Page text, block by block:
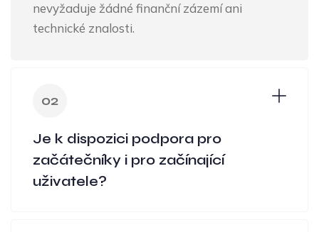
nevyžaduje žádné finanční zázemí ani
technické znalosti.
02
Je k dispozici podpora pro
začátečníky i pro začínající
uživatele?